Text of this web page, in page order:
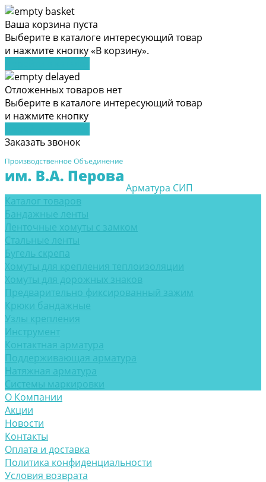
Ваша корзина пуста
Выберите в каталоге интересующий товар
и нажмите кнопку «В корзину».
Отложенных товаров нет
Выберите в каталоге интересующий товар
и нажмите кнопку
Заказать звонок
Арматура СИП
Каталог товаров
Бандажные ленты
Ленточные хомуты с замком
Стальные ленты
Бугель скрепа
Хомуты для крепления теплоизоляции
Хомуты для дорожных знаков
Предварительно фиксированный зажим
Крюки бандажные
Узлы крепления
Инструмент
Контактная арматура
Поддерживающая арматура
Натяжная арматура
Системы маркировки
О Компании
Акции
Новости
Контакты
Оплата и доставка
Политика конфиденциальности
Условия возврата